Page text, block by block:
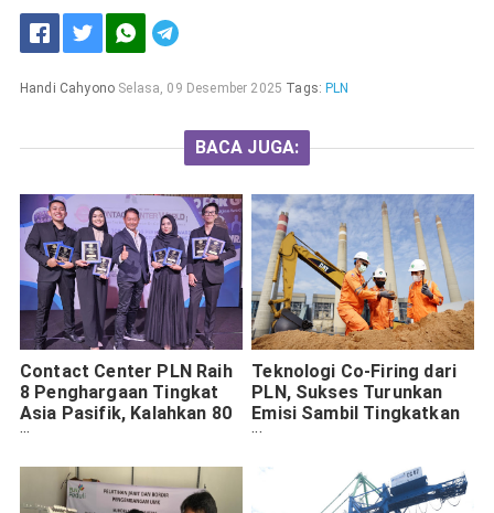
Handi Cahyono Selasa, 09 Desember 2025 Tags: PLN
BACA JUGA:
Contact Center PLN Raih
8 Penghargaan Tingkat
Asia Pasifik, Kalahkan 80
Negara
Teknologi Co-Firing dari
PLN, Sukses Turunkan
Emisi Sambil Tingkatkan
Ekonomi Rakyat